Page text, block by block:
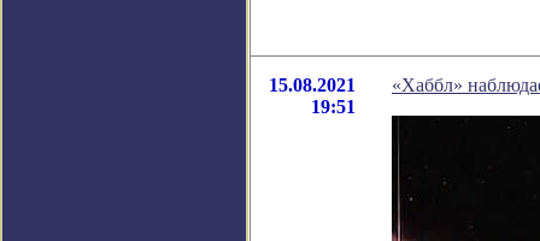
15.08.2021
19:51
«Хаббл»